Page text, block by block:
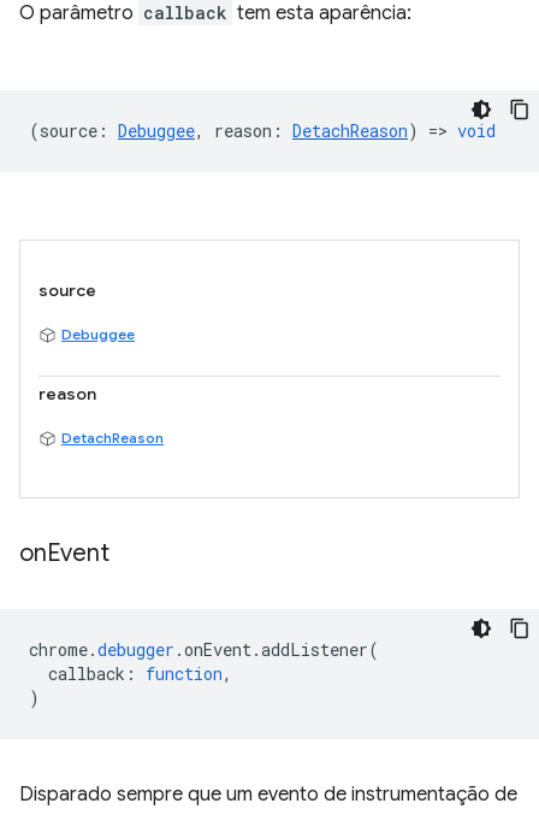
O parâmetro callback tem esta aparência:
(source : Debuggee, reason : DetachReason) => void
source
Debuggee
reason
DetachReason
onEvent
chrome.debugger .onEvent.addListener(
callback : function,
)
Disparado sempre que um evento de instrumentação de